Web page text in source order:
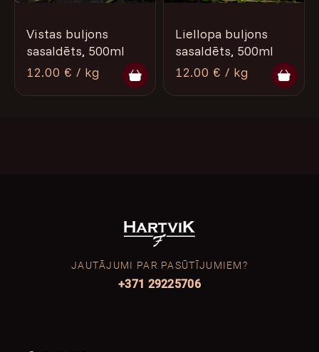
Vistas buljons
sasaldēts, 500ml
12.00 € / kg
Liellopa buljons
sasaldēts, 500ml
12.00 € / kg
JAUTĀJUMI PAR PASŪTĪJUMIEM?
+371 29225706